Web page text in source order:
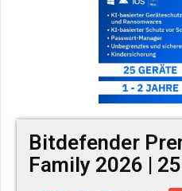
Bitdefender
Family 2026 |